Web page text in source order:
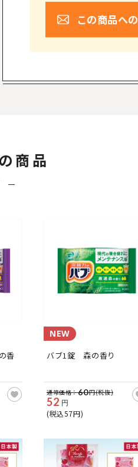
この商品への
商品
香
NEW
バブ1錠 森の香り
通常価格：60円(税抜)
52 円
(税込57円)